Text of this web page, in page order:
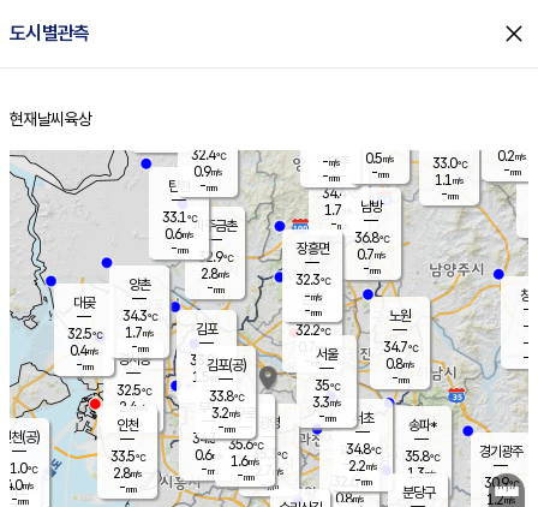
도시별관측 close
홈
현재날씨 육상
의도
양주
34.4℃
1.7
-mm
과천
32.6℃
0.8m/s
경기광주
30.9℃
1.2m/s
경서동
32.5℃
2.4 m/s
-mm
파주금촌
32.9℃
2.8m/s
-mm
33.0℃
1.1 m/s
-mm
대곶
32.5℃
0.4m/s
-mm
창
-
-m/
-
탄현
33.1℃
0.6m/s
-mm
0.2m/s
-mm
김포
33.8℃
1.5 m/s
mm
광명
35.3 ℃
2.7 m/s
-mm
부천
34.3℃
0.6m/s
-mm
양촌
34.3℃
1.7m/s
-mm
구로
35.6℃
1.6m/s
-mm
은평
32.2℃
0.7 m/s
- mm
노원
34.7℃
0.8m/s
-mm
송파*
35.8℃
1.3m/s
-mm
서초
34.8℃
2.2m/s
-mm
남방
36.8℃
0.7m/s
-mm
분당구
장흥면
32.3℃
-m/s
-mm
-m/s
-mm
인천(공)
31.0℃
4.0m/s
-mm
김포(공)
33.8℃
3.2m/s
-mm
인천
33.5℃
2.8m/s
-mm
서울
35℃
3.3m/s
-mm
32.4℃
0.9m/s
-mm
0.5m/s
-mm